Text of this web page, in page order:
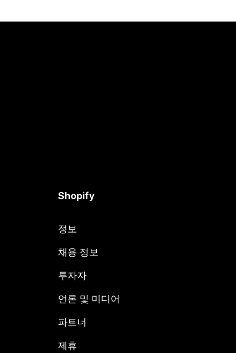
Shopify
정보
채용 정보
투자자
언론 및 미디어
파트너
제휴